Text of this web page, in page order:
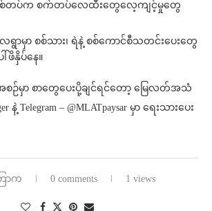
စစ်တပ်က စက်တပ်လေထီးတွေလေ့ကျင့်မှုတွေ
ာမှာ စစ်သား၊ ရဲနဲ့ စစ်ကောင်စီသတင်းပေးတွေ
ဖိနှိပ်နေ။
စဉ်မှာ စာတွေပေးပို့ချင်ရင်တော့ မြေလတ်အသံ
နဲ့ Telegram – @MLATpaysar မှာ ရေးသားပေး
ြာက 0 comments 1 views